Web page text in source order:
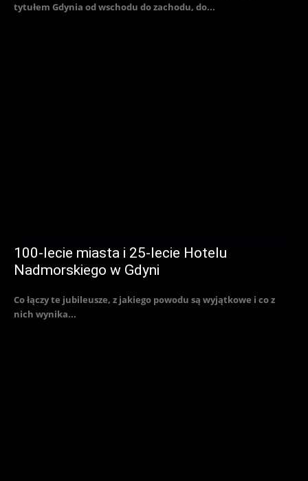
tytułem Gdynia od wschodu do zachodu, do...
100-lecie miasta i 25-lecie Hotelu
Nadmorskiego w Gdyni
Co łączy te jubileusze, z jakiego powodu są wyjątkowe i co z
nich wynika...